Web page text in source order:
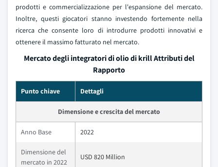
prodotti e commercializzazione per l'espansione del mercato.
Inoltre, questi giocatori stanno investendo fortemente nella
ricerca che consente loro di introdurre prodotti innovativi e
ottenere il massimo fatturato nel mercato.
Mercato degli integratori di olio di krill Attributi del
Rapporto
Punto chiave Dettagli
Dimensione e crescita del mercato
Anno Base 2022
Dimensione del
mercato in 2022
USD 820 Million